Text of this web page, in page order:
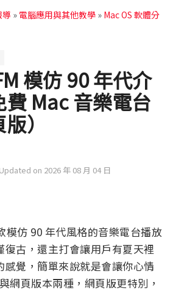
導 » 電腦應用與其他教學 » Mac OS 軟體分
模仿 90 年代介
Mac 音樂電台
）
on 2026 年 08 月 04 日
模仿 90 年代風格的音樂電台播放
古，還主打會讓用戶有夏天裡
覺，簡單來說就是會讓你心情
網頁版本兩種，網頁版更特別，